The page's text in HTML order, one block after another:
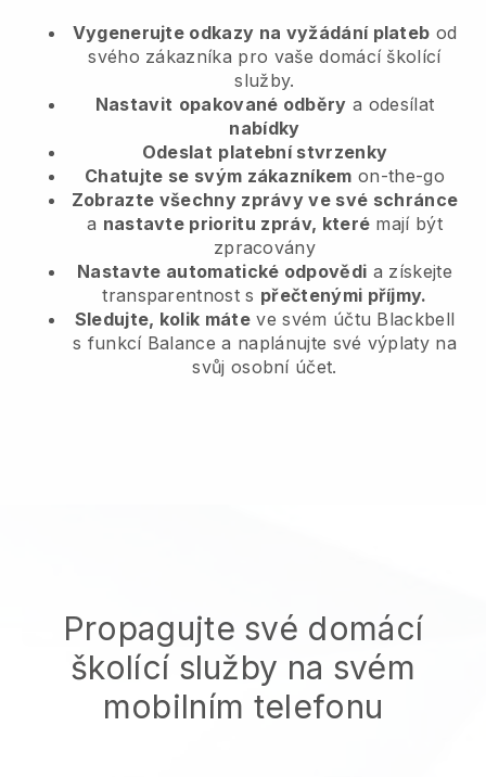
Vygenerujte odkazy na vyžádání plateb od
svého zákazníka pro vaše domácí školící
služby.
Nastavit opakované odběry a odesílat
nabídky
Odeslat platební stvrzenky
Chatujte se svým zákazníkem on-the-go
Zobrazte všechny zprávy ve své schránce
a nastavte prioritu zpráv, které mají být
zpracovány
Nastavte automatické odpovědi a získejte
transparentnost s přečtenými příjmy.
Sledujte, kolik máte ve svém účtu Blackbell
s funkcí Balance a naplánujte své výplaty na
svůj osobní účet.
Propagujte své domácí
školící služby na svém
mobilním telefonu